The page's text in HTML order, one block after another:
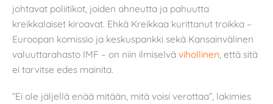
johtavat poliitikot, joiden ahneutta ja pahuutta
kreikkalaiset kiroavat. Ehkä Kreikkaa kurittanut troikka –
Euroopan komissio ja keskuspankki sekä Kansainvälinen
valuuttarahasto IMF – on niin ilmiselvä vihollinen , että sitä
ei tarvitse edes mainita.
”Ei ole jäljellä enää mitään, mitä voisi verottaa”, lakimies